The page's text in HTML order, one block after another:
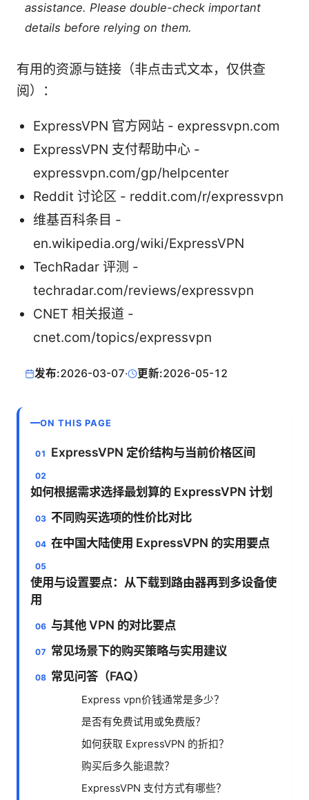
assistance. Please double-check important
details before relying on them.
有用的资源与链接（非点击式文本，仅供查
阅）：
ExpressVPN 官方网站 - expressvpn.com
ExpressVPN 支付帮助中心 -
expressvpn.com/gp/helpcenter
Reddit 讨论区 - reddit.com/r/expressvpn
维基百科条目 -
en.wikipedia.org/wiki/ExpressVPN
TechRadar 评测 -
techradar.com/reviews/expressvpn
CNET 相关报道 -
cnet.com/topics/expressvpn
发布:2026-03-07· 更新:2026-05-12
ON THIS PAGE
ExpressVPN 定价结构与当前价格区间
如何根据需求选择最划算的 ExpressVPN 计划
不同购买选项的性价比对比
在中国大陆使用 ExpressVPN 的实用要点
使用与设置要点：从下载到路由器再到多设备使
用
与其他 VPN 的对比要点
常见场景下的购买策略与实用建议
常见问答（FAQ）
Express vpn价钱通常是多少？
是否有免费试用或免费版？
如何获取 ExpressVPN 的折扣？
购买后多久能退款？
ExpressVPN 支付方式有哪些？